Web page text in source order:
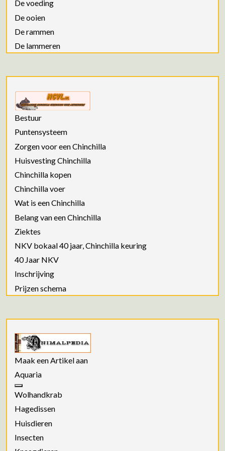
De voeding
De ooien
De rammen
De lammeren
Bestuur
Puntensysteem
Zorgen voor een Chinchilla
Huisvesting Chinchilla
Chinchilla kopen
Chinchilla voer
Wat is een Chinchilla
Belang van een Chinchilla
Ziektes
NKV bokaal 40 jaar, Chinchilla keuring
40 Jaar NKV
Inschrijving
Prijzen schema
Maak een Artikel aan
Aquaria
Wolhandkrab
Hagedissen
Huisdieren
Insecten